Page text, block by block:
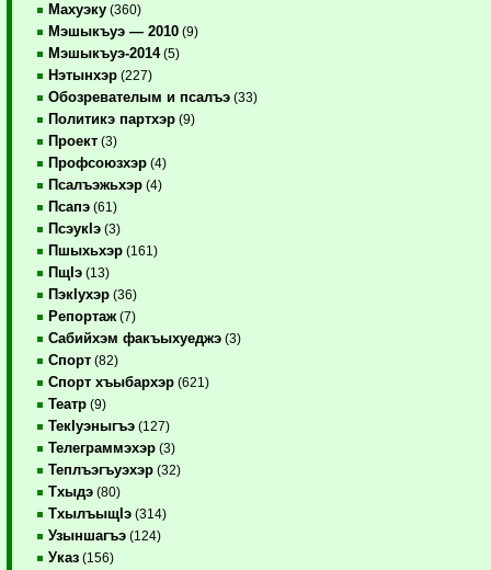
Махуэку (360)
Мэшыкъуэ — 2010 (9)
Мэшыкъуэ-2014(5)
Нэтынхэр (227)
Обозревателым и псалъэ (33)
Политикэ партхэр (9)
Проект (3)
Профсоюзхэр (4)
Псалъэжьхэр (4)
Псапэ (61)
ПсэукIэ (3)
Пшыхьхэр (161)
ПщIэ (13)
ПэкIухэр (36)
Репортаж (7)
Сабийхэм факъыхуеджэ (3)
Спорт (82)
Спорт хъыбархэр (621)
Театр (9)
ТекIуэныгъэ (127)
Телеграммэхэр (3)
Теплъэгъуэхэр (32)
Тхыдэ (80)
ТхылъыщIэ (314)
Узыншагъэ (124)
Указ (156)